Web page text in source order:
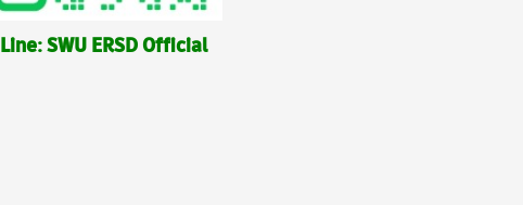
Line: SWU ERSD Official